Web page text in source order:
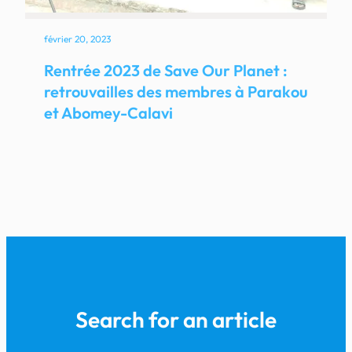
février 20, 2023
Rentrée 2023 de Save Our Planet :
retrouvailles des membres à Parakou
et Abomey-Calavi
Search for an article